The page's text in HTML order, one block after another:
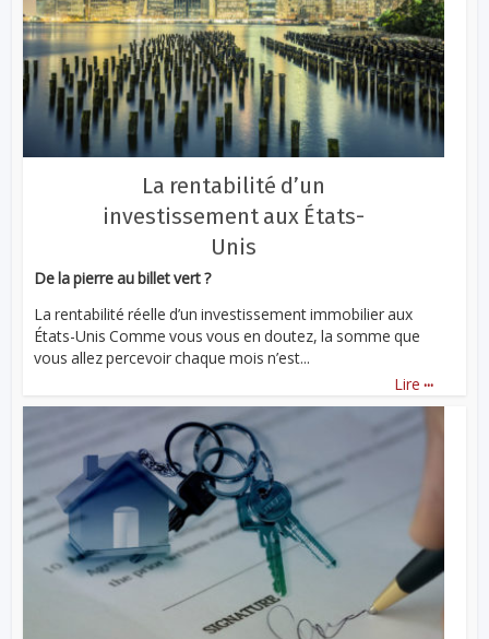
La rentabilité d’un
investissement aux États-
Unis
De la pierre au billet vert ?
La rentabilité réelle d’un investissement immobilier aux
États-Unis Comme vous vous en doutez, la somme que
vous allez percevoir chaque mois n’est...
Lire ...